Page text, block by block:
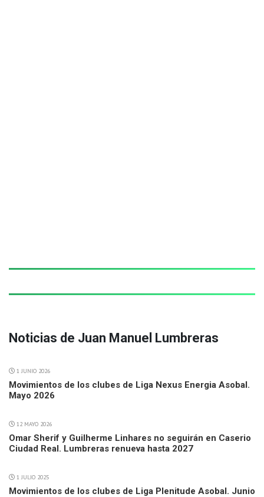
Noticias de Juan Manuel Lumbreras
1 JUNIO 2026
Movimientos de los clubes de Liga Nexus Energia Asobal.
Mayo 2026
12 MAYO 2026
Omar Sherif y Guilherme Linhares no seguirán en Caserio
Ciudad Real. Lumbreras renueva hasta 2027
1 JULIO 2025
Movimientos de los clubes de Liga Plenitude Asobal. Junio